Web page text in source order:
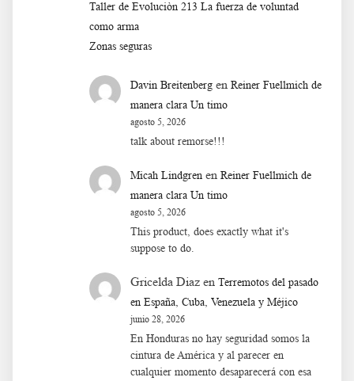
Taller de Evoluciòn 213 La fuerza de voluntad
como arma
Zonas seguras
Davin Breitenberg en Reiner Fuellmich de
manera clara Un timo
agosto 5, 2026
talk about remorse!!!
Micah Lindgren en Reiner Fuellmich de
manera clara Un timo
agosto 5, 2026
This product, does exactly what it's
suppose to do.
Gricelda Diaz en Terremotos del pasado
en España, Cuba, Venezuela y Méjico
junio 28, 2026
En Honduras no hay seguridad somos la
cintura de América y al parecer en
cualquier momento desaparecerá con esa